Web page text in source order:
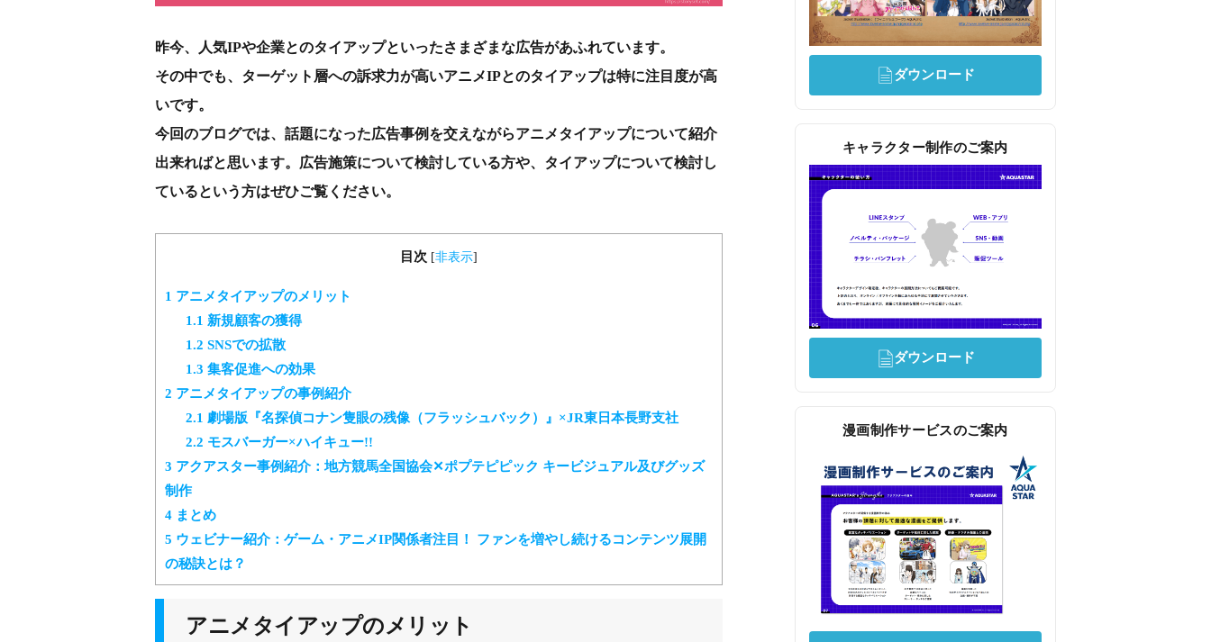
昨今、人気IPや企業とのタイアップといったさまざまな広告があふれています。
その中でも、ターゲット層への訴求力が高いアニメIPとのタイアップは特に注目度が高
いです。
今回のブログでは、話題になった広告事例を交えながらアニメタイアップについて紹介
出来ればと思います。広告施策について検討している方や、タイアップについて検討し
ているという方はぜひご覧ください。
目次 [非表示]
1 アニメタイアップのメリット
1.1 新規顧客の獲得
1.2 SNSでの拡散
1.3 集客促進への効果
2 アニメタイアップの事例紹介
2.1 劇場版『名探偵コナン隻眼の残像（フラッシュバック）』×JR東日本長野支社
2.2 モスバーガー×ハイキュー!!
3 アクアスター事例紹介：地方競馬全国協会✕ポプテピピック キービジュアル及びグッズ
制作
4 まとめ
5 ウェビナー紹介：ゲーム・アニメIP関係者注目！ ファンを増やし続けるコンテンツ展開
の秘訣とは？
アニメタイアップのメリット
ダウンロード
キャラクター制作のご案内
ダウンロード
漫画制作サービスのご案内